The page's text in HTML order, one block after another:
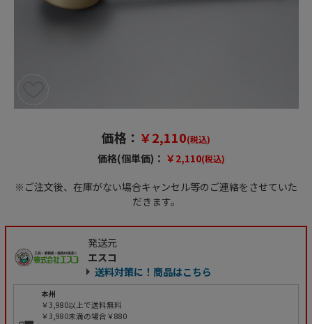
価格： ￥2,110(税込)
価格(個単価)： ￥2,110(税込)
※ご注文後、在庫がない場合キャンセル等のご連絡をさせていた
だきます。
発送元
エスコ
送料対策に！商品はこちら
本州
￥3,980以上で送料無料
￥3,980未満の場合￥880